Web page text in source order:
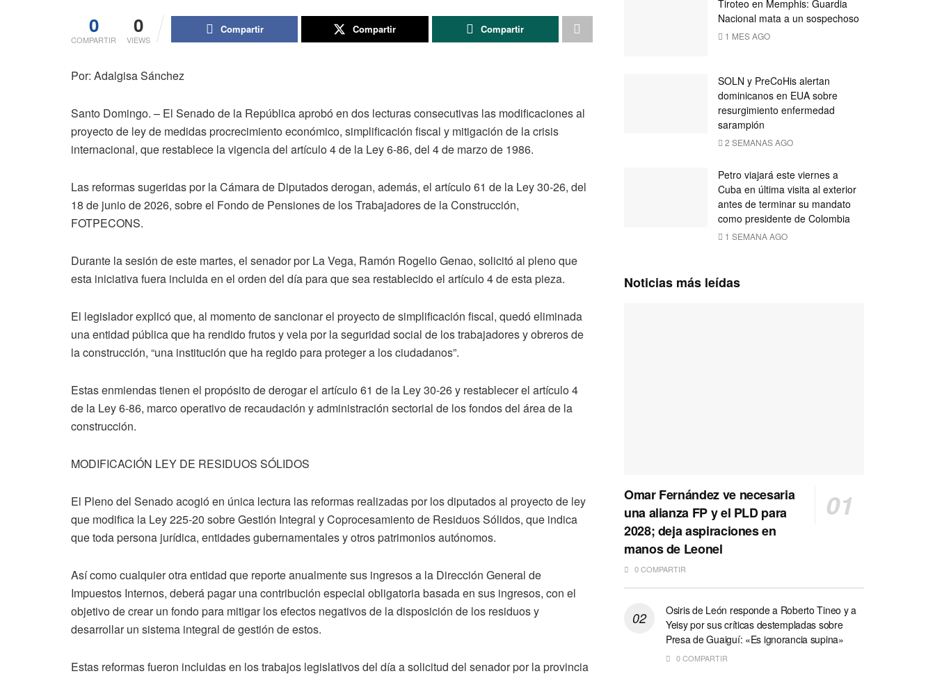
0
COMPARTIR
0
VIEWS
Compartir Compartir Compartir
Por: Adalgisa Sánchez
Santo Domingo. – El Senado de la República aprobó en dos lecturas consecutivas las modificaciones al
proyecto de ley de medidas procrecimiento económico, simplificación fiscal y mitigación de la crisis
internacional, que restablece la vigencia del artículo 4 de la Ley 6-86, del 4 de marzo de 1986.
Las reformas sugeridas por la Cámara de Diputados derogan, además, el artículo 61 de la Ley 30-26, del
18 de junio de 2026, sobre el Fondo de Pensiones de los Trabajadores de la Construcción,
FOTPECONS.
Durante la sesión de este martes, el senador por La Vega, Ramón Rogelio Genao, solicitó al pleno que
esta iniciativa fuera incluida en el orden del día para que sea restablecido el artículo 4 de esta pieza.
El legislador explicó que, al momento de sancionar el proyecto de simplificación fiscal, quedó eliminada
una entidad pública que ha rendido frutos y vela por la seguridad social de los trabajadores y obreros de
la construcción, “una institución que ha regido para proteger a los ciudadanos”.
Estas enmiendas tienen el propósito de derogar el artículo 61 de la Ley 30-26 y restablecer el artículo 4
de la Ley 6-86, marco operativo de recaudación y administración sectorial de los fondos del área de la
construcción.
MODIFICACIÓN LEY DE RESIDUOS SÓLIDOS
El Pleno del Senado acogió en única lectura las reformas realizadas por los diputados al proyecto de ley
que modifica la Ley 225-20 sobre Gestión Integral y Coprocesamiento de Residuos Sólidos, que indica
que toda persona jurídica, entidades gubernamentales y otros patrimonios autónomos.
Así como cualquier otra entidad que reporte anualmente sus ingresos a la Dirección General de
Impuestos Internos, deberá pagar una contribución especial obligatoria basada en sus ingresos, con el
objetivo de crear un fondo para mitigar los efectos negativos de la disposición de los residuos y
desarrollar un sistema integral de gestión de estos.
Estas reformas fueron incluidas en los trabajos legislativos del día a solicitud del senador por la provincia
Tiroteo en Memphis: Guardia
Nacional mata a un sospechoso
1 MES AGO
SOLN y PreCoHis alertan
dominicanos en EUA sobre
resurgimiento enfermedad
sarampión
2 SEMANAS AGO
Petro viajará este viernes a
Cuba en última visita al exterior
antes de terminar su mandato
como presidente de Colombia
1 SEMANA AGO
Noticias más leídas
Omar Fernández ve necesaria
una alianza FP y el PLD para
2028; deja aspiraciones en
manos de Leonel
0 COMPARTIR
Osiris de León responde a Roberto Tineo y a
Yeisy por sus críticas destempladas sobre
Presa de Guaiguí: «Es ignorancia supina»
0 COMPARTIR